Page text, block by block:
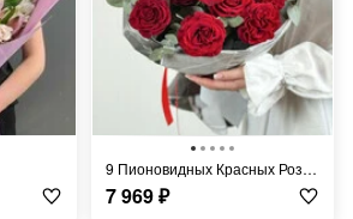
9 Пионовидных Красных Роз 70 см
7 969₽